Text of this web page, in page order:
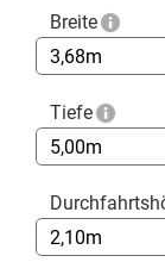
Breite
Tiefe